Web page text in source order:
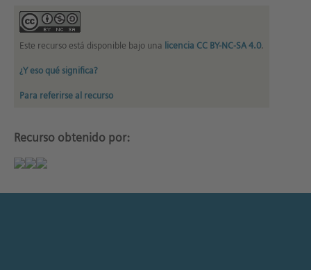
Este recurso está disponible bajo una licencia CC BY-NC-SA 4.0.
¿Y eso qué significa?
Para referirse al recurso
Recurso obtenido por: